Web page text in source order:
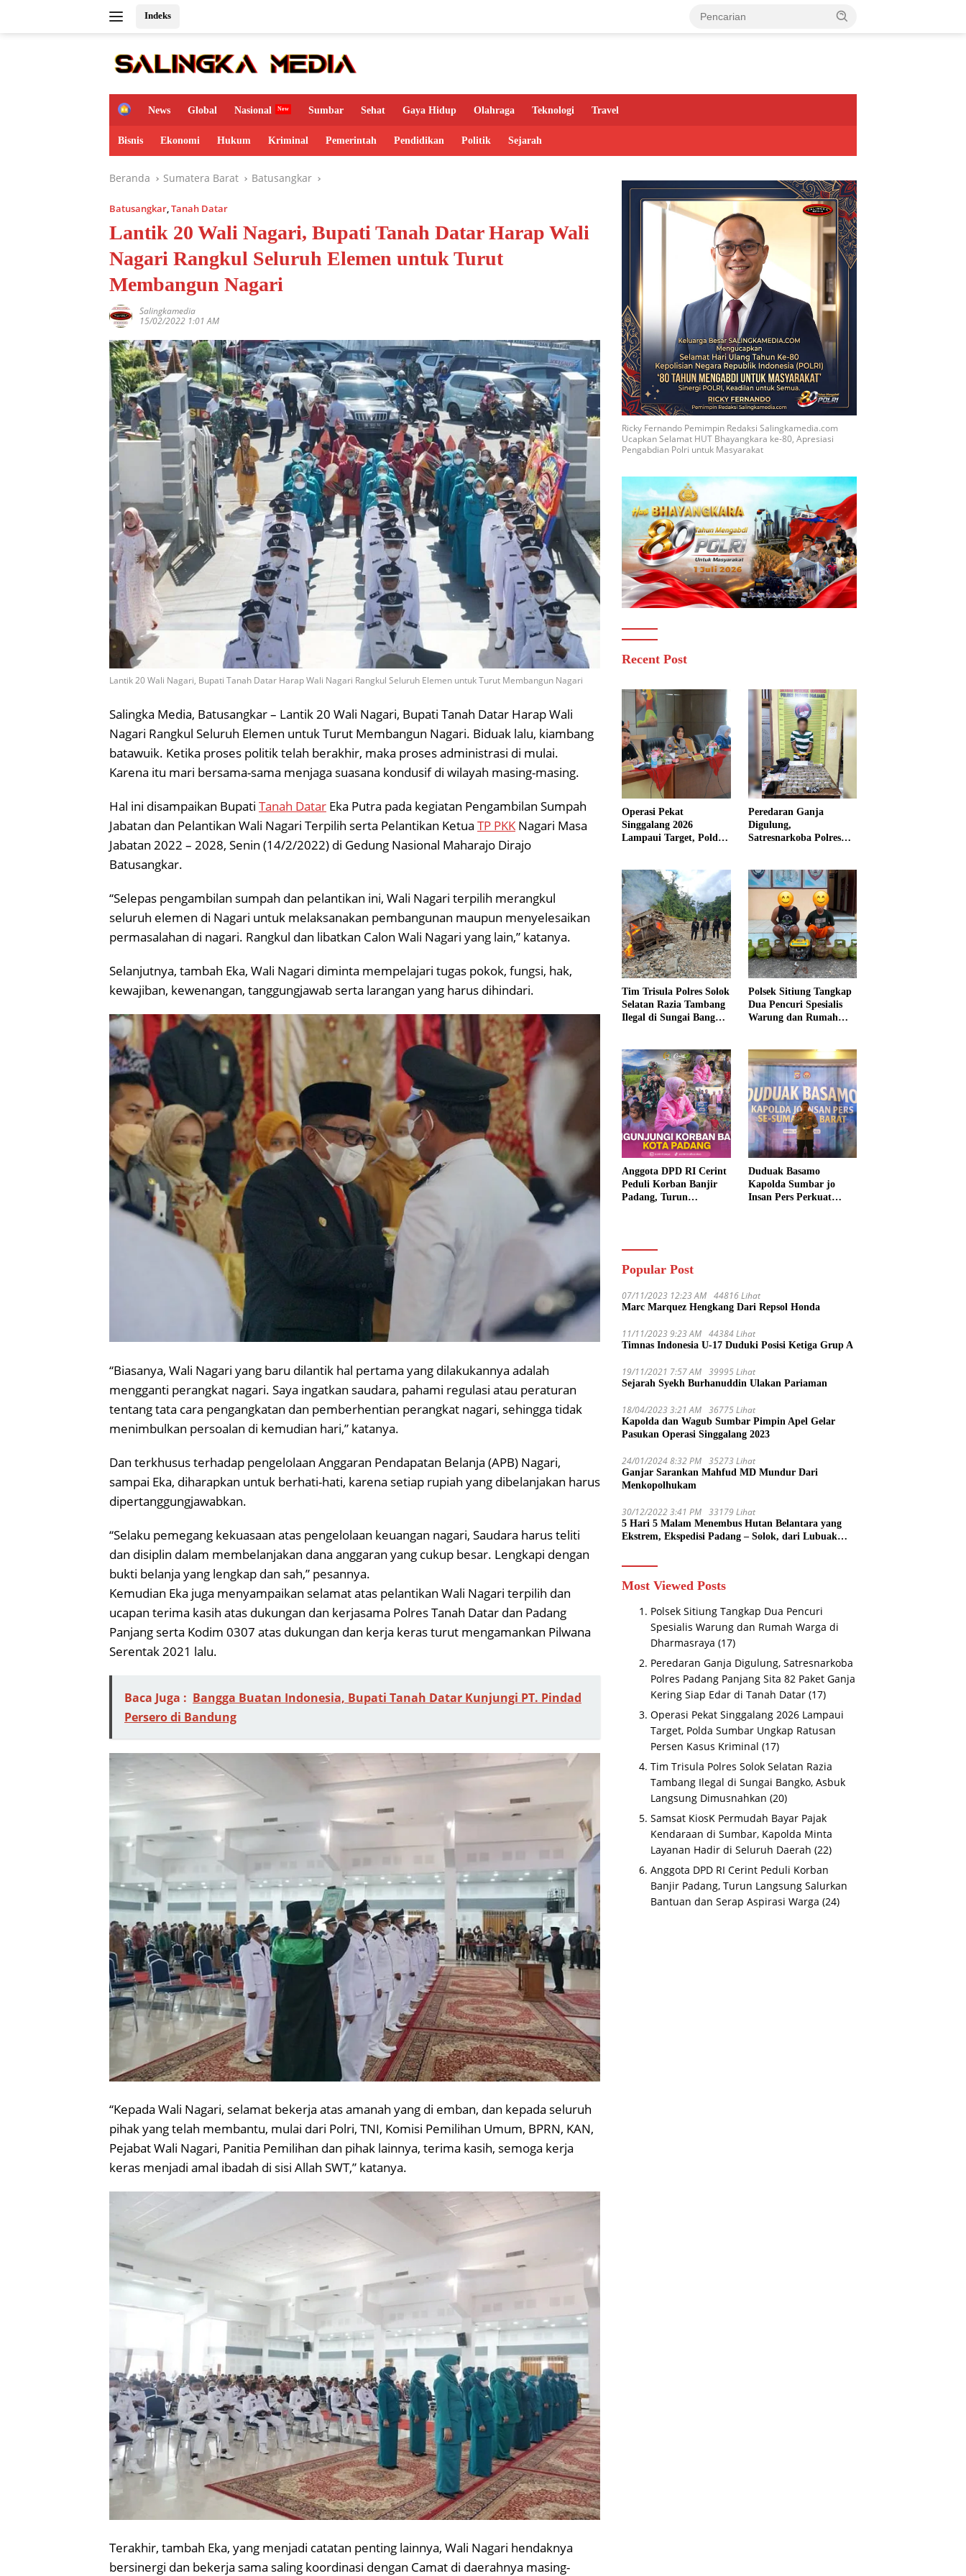
Indeks
H
m
e
News Global Nasional Sumbar Sehat Gaya Hidup Olahraga Teknologi Travel
Bisnis Ekonomi Hukum Kriminal Pemerintah Pendidikan Politik Sejarah
Beranda Sumatera Barat Batusangkar
Batusangkar,Tanah Datar
Lantik 20 Wali Nagari, Bupati Tanah Datar Harap Wali
Nagari Rangkul Seluruh Elemen untuk Turut
Membangun Nagari
Salingkamedia
15/02/2022 1:01 AM
Lantik 20 Wali Nagari, Bupati Tanah Datar Harap Wali Nagari Rangkul Seluruh Elemen untuk Turut Membangun Nagari
Salingka Media, Batusangkar – Lantik 20 Wali Nagari, Bupati Tanah Datar Harap Wali
Nagari Rangkul Seluruh Elemen untuk Turut Membangun Nagari. Biduak lalu, kiambang
batawuik. Ketika proses politik telah berakhir, maka proses administrasi di mulai.
Karena itu mari bersama-sama menjaga suasana kondusif di wilayah masing-masing.
Hal ini disampaikan Bupati Tanah Datar Eka Putra pada kegiatan Pengambilan Sumpah
Jabatan dan Pelantikan Wali Nagari Terpilih serta Pelantikan Ketua TP PKKNagari Masa
Jabatan 2022 – 2028, Senin (14/2/2022) di Gedung Nasional Maharajo Dirajo
Batusangkar.
“Selepas pengambilan sumpah dan pelantikan ini, Wali Nagari terpilih merangkul
seluruh elemen di Nagari untuk melaksanakan pembangunan maupun menyelesaikan
permasalahan di nagari. Rangkul dan libatkan Calon Wali Nagari yang lain,” katanya.
Selanjutnya, tambah Eka, Wali Nagari diminta mempelajari tugas pokok, fungsi, hak,
kewajiban, kewenangan, tanggungjawab serta larangan yang harus dihindari.
“Biasanya, Wali Nagari yang baru dilantik hal pertama yang dilakukannya adalah
mengganti perangkat nagari. Saya ingatkan saudara, pahami regulasi atau peraturan
tentang tata cara pengangkatan dan pemberhentian perangkat nagari, sehingga tidak
menimbulkan persoalan di kemudian hari,” katanya.
Dan terkhusus terhadap pengelolaan Anggaran Pendapatan Belanja (APB) Nagari,
sampai Eka, diharapkan untuk berhati-hati, karena setiap rupiah yang dibelanjakan harus
dipertanggungjawabkan.
“Selaku pemegang kekuasaan atas pengelolaan keuangan nagari, Saudara harus teliti
dan disiplin dalam membelanjakan dana anggaran yang cukup besar. Lengkapi dengan
bukti belanja yang lengkap dan sah,” pesannya.
Kemudian Eka juga menyampaikan selamat atas pelantikan Wali Nagari terpilih dan
ucapan terima kasih atas dukungan dan kerjasama Polres Tanah Datar dan Padang
Panjang serta Kodim 0307 atas dukungan dan kerja keras turut mengamankan Pilwana
Serentak 2021 lalu.
Baca Juga : Bangga Buatan Indonesia, Bupati Tanah Datar Kunjungi PT. Pindad
Persero di Bandung
“Kepada Wali Nagari, selamat bekerja atas amanah yang di emban, dan kepada seluruh
pihak yang telah membantu, mulai dari Polri, TNI, Komisi Pemilihan Umum, BPRN, KAN,
Pejabat Wali Nagari, Panitia Pemilihan dan pihak lainnya, terima kasih, semoga kerja
keras menjadi amal ibadah di sisi Allah SWT,” katanya.
Terakhir, tambah Eka, yang menjadi catatan penting lainnya, Wali Nagari hendaknya
bersinergi dan bekerja sama saling koordinasi dengan Camat di daerahnya masing-
Ricky Fernando Pemimpin Redaksi Salingkamedia.com
Ucapkan Selamat HUT Bhayangkara ke-80, Apresiasi
Pengabdian Polri untuk Masyarakat
Recent Post
Operasi Pekat
Singgalang 2026
Lampaui Target, Polda
Kriminal
Peredaran Ganja
Digulung,
Satresnarkoba Polres
Siap Edar di Tanah
Datar
Tim Trisula Polres Solok
Selatan Razia Tambang
Ilegal di Sungai Bangko,
Polsek Sitiung Tangkap
Dua Pencuri Spesialis
Warung dan Rumah
Anggota DPD RI Cerint
Peduli Korban Banjir
Padang, Turun
Duduak Basamo
Kapolda Sumbar jo
Insan Pers Perkuat
Popular Post
07/11/2023 12:23 AM 44816 Lihat
Marc Marquez Hengkang Dari Repsol Honda
11/11/2023 9:23 AM 44384 Lihat
Timnas Indonesia U-17 Duduki Posisi Ketiga Grup A
19/11/2021 7:57 AM 39995 Lihat
Sejarah Syekh Burhanuddin Ulakan Pariaman
18/04/2023 3:21 AM 36775 Lihat
Kapolda dan Wagub Sumbar Pimpin Apel Gelar
Pasukan Operasi Singgalang 2023
24/01/2024 8:32 PM 35273 Lihat
Ganjar Sarankan Mahfud MD Mundur Dari
Menkopolhukam
30/12/2022 3:41 PM 33179 Lihat
5 Hari 5 Malam Menembus Hutan Belantara yang
Ekstrem, Ekspedisi Padang – Solok, dari Lubuak
Most Viewed Posts
Polsek Sitiung Tangkap Dua Pencuri
Spesialis Warung dan Rumah Warga di
Dharmasraya (17)
Peredaran Ganja Digulung, Satresnarkoba
Polres Padang Panjang Sita 82 Paket Ganja
Kering Siap Edar di Tanah Datar (17)
Operasi Pekat Singgalang 2026 Lampaui
Target, Polda Sumbar Ungkap Ratusan
Persen Kasus Kriminal (17)
Tim Trisula Polres Solok Selatan Razia
Tambang Ilegal di Sungai Bangko, Asbuk
Langsung Dimusnahkan (20)
Samsat KiosK Permudah Bayar Pajak
Kendaraan di Sumbar, Kapolda Minta
Layanan Hadir di Seluruh Daerah (22)
Anggota DPD RI Cerint Peduli Korban
Banjir Padang, Turun Langsung Salurkan
Bantuan dan Serap Aspirasi Warga (24)